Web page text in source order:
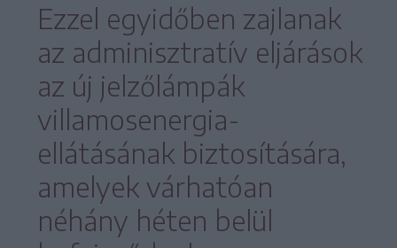
Ezzel egyidőben zajlanak
az adminisztratív eljárások
az új jelzőlámpák
villamosenergia-
ellátásának biztosítására,
amelyek várhatóan
néhány héten belül